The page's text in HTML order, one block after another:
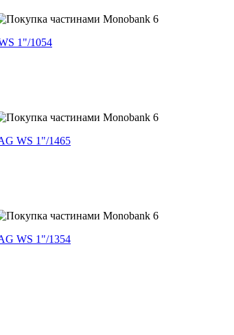
6
1"/1054
6
WS 1"/1465
6
WS 1"/1354